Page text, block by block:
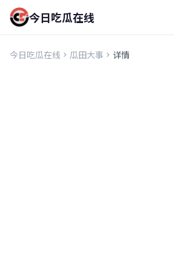
今日吃瓜在线
今日吃瓜在线 瓜田大事 详情